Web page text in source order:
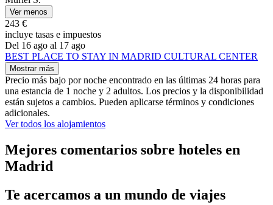
Ver menos
243 €
incluye tasas e impuestos
Del 16 ago al 17 ago
BEST PLACE TO STAY IN MADRID CULTURAL CENTER
Mostrar más
Precio más bajo por noche encontrado en las últimas 24 horas para
una estancia de 1 noche y 2 adultos. Los precios y la disponibilidad
están sujetos a cambios. Pueden aplicarse términos y condiciones
adicionales.
Ver todos los alojamientos
Mejores comentarios sobre hoteles en
Madrid
Te acercamos a un mundo de viajes